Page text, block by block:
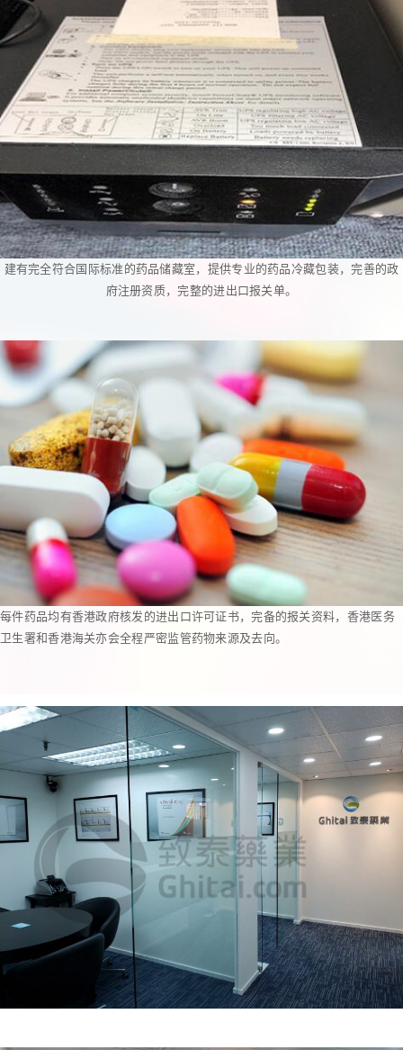
建有完全符合国际标准的药品储藏室，提供专业的药品冷藏包装，完善的政
府注册资质，完整的进出口报关单。
每件药品均有香港政府核发的进出口许可证书，完备的报关资料，香港医务
卫生署和香港海关亦会全程严密监管药物来源及去向。